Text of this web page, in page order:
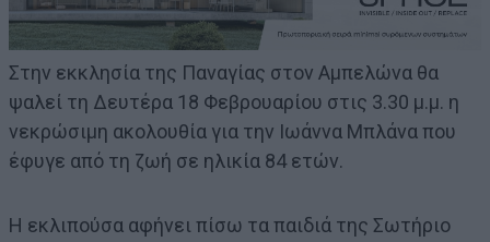
Στην εκκλησία της Παναγίας στον Αμπελώνα θα
ψαλεί τη Δευτέρα 18 Φεβρουαρίου στις 3.30 μ.μ. η
νεκρώσιμη ακολουθία για την Ιωάννα Μπλάνα που
έφυγε από τη ζωή σε ηλικία 84 ετών.
Η εκλιπούσα αφήνει πίσω τα παιδιά της Σωτήριο